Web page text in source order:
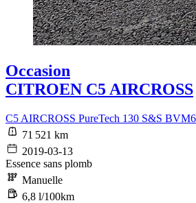
Occasion
CITROEN C5 AIRCROSS
C5 AIRCROSS PureTech 130 S&S
71 521 km
2019-03-13
Essence sans plomb
Manuelle
6,8 l/100km